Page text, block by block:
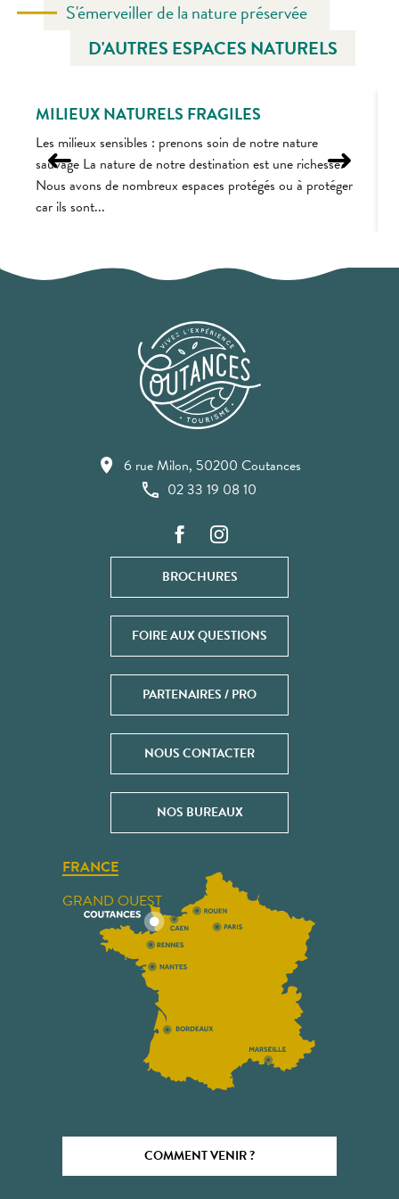
S'émerveiller de la nature préservée
D'AUTRES ESPACES NATURELS
MILIEUX NATURELS FRAGILES
Les milieux sensibles : prenons soin de notre nature
sauvage La nature de notre destination est une richesse.
Nous avons de nombreux espaces protégés ou à protéger
car ils sont...
6 rue Milon, 50200 Coutances
02 33 19 08 10
BROCHURES
FOIRE AUX QUESTIONS
PARTENAIRES / PRO
NOUS CONTACTER
NOS BUREAUX
FRANCE
GRAND OUEST
COMMENT VENIR ?